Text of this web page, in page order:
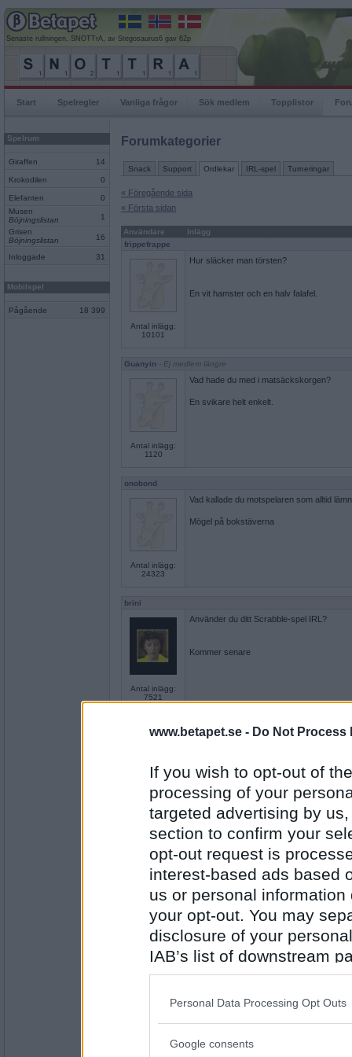
www.betapet.se - Do Not Process
If you wish to opt-out of
processing of your
targeted advertising by
section to confirm your
opt-out request is
interest-based ads based
us or personal
your opt-out. You may
disclosure of your
IAB’s list of downstream
also be disclosed by us
Downstream Participants
Please note that this
Personal Data Processing Opt Outs
Google consents
Senaste rullningen, SNOTTrA, av Stegosaurus6 gav 62p
Start Spelregler Vanliga frågor Sök medlem Topplistor
Spelrum
Giraffen 14
Krokodilen 0
Elefanten
0
Musen
Böjningslistan
1
Grisen
Böjningslistan
16
Inloggade 31
Mobilspel
Pågående 18 399
Forumkategorier
Snack Support Ordlekar IRL-spel Turneringar
« Föregående sida
« Första sidan
Användare
Inlägg
frippefrappe
Antal inlägg:
10101
Hur släcker man törsten?
En vit hamster och en halv falafel.
Guanyin - Ej medlem längre
Antal inlägg:
1120
Vad hade du med i matsäckskorgen?
En svikare helt enkelt.
onobond
Antal inlägg:
24323
Vad kallade du motspelaren som alltid
Mögel på bokstäverna
brini
Antal inlägg:
7521
Använder du ditt Scrabble-spel IRL?
Kommer senare
Antal inlägg: 420
Baka och sylta såklart.
Miss_Foster
Antal inlägg:
1145
Vad är det första du gör när du kommer
Ända sen jag var liten
Svärtingebo
Antal inlägg:
Strunta i henne.